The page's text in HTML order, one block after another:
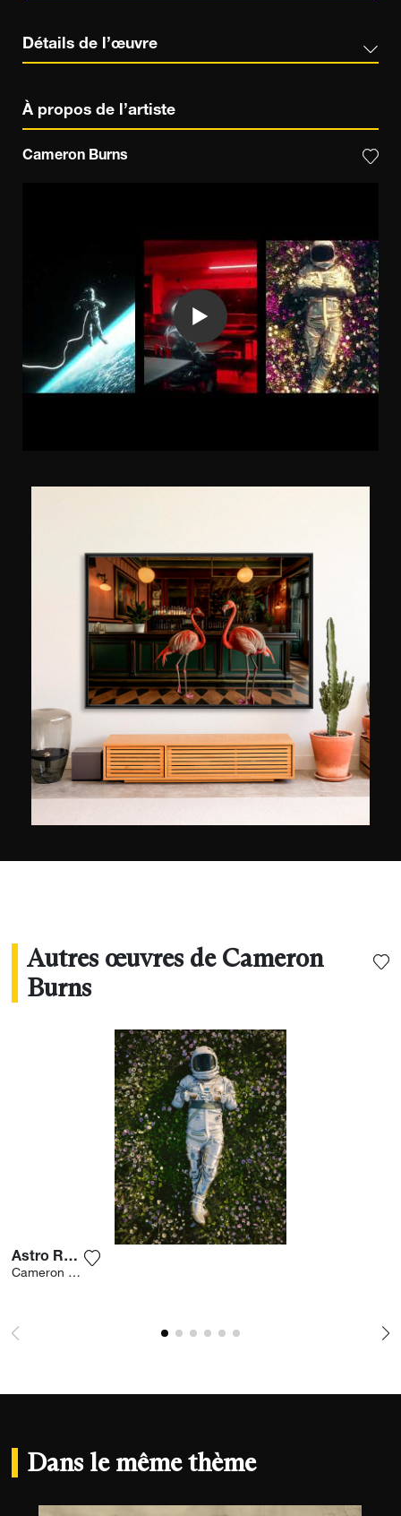
Détails de l’œuvre
À propos de l’artiste
Cameron Burns
Autres œuvres de Cameron
Burns
Astro Relax
Cameron Burns
Dans le même thème